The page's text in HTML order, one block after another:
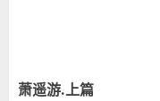
萧遥游.上篇